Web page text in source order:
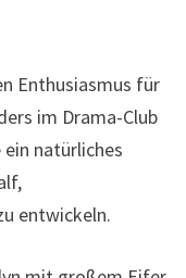
Enthusiasmus für
im Drama-Club
natürliches
entwickeln.